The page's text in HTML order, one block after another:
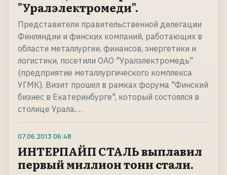
"Уралэлектромеди".
Представители правительственной делегации
Финляндии и финских компаний, работающих в
области металлургии, финансов, энергетики и
логистики, посетили ОАО "Уралэлектромедь"
(предприятие металлургического комплекса
УГМК). Визит прошел в рамках форума "Финский
бизнес в Екатеринбурге", который состоялся в
столице Урала.…
07.06.2013 06:48
ИНТЕРПАЙП СТАЛЬ выплавил
первый миллион тонн стали.